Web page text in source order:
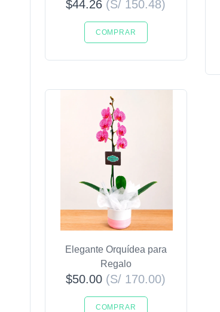
$44.26 (S/ 150.48)
COMPRAR
Elegante Orquídea para
Regalo
$50.00 (S/ 170.00)
COMPRAR